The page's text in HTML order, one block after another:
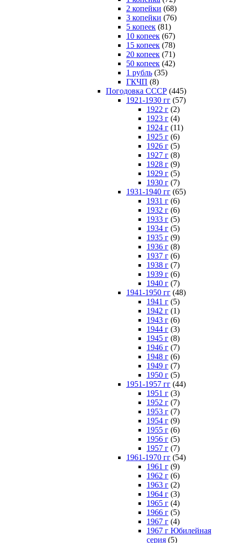
2 копейки (68)
3 копейки (76)
5 копеек (81)
10 копеек (67)
15 копеек (78)
20 копеек (71)
50 копеек (42)
1 рубль (35)
ГКЧП (8)
Погодовка СССР (445)
1921-1930 гг (57)
1922 г (2)
1923 г (4)
1924 г (11)
1925 г (6)
1926 г (5)
1927 г (8)
1928 г (9)
1929 г (5)
1930 г (7)
1931-1940 гг (65)
1931 г (6)
1932 г (6)
1933 г (5)
1934 г (5)
1935 г (9)
1936 г (8)
1937 г (6)
1938 г (7)
1939 г (6)
1940 г (7)
1941-1950 гг (48)
1941 г (5)
1942 г (1)
1943 г (6)
1944 г (3)
1945 г (8)
1946 г (7)
1948 г (6)
1949 г (7)
1950 г (5)
1951-1957 гг (44)
1951 г (3)
1952 г (7)
1953 г (7)
1954 г (9)
1955 г (6)
1956 г (5)
1957 г (7)
1961-1970 гг (54)
1961 г (9)
1962 г (6)
1963 г (2)
1964 г (3)
1965 г (4)
1966 г (5)
1967 г (4)
1967 г Юбилейная
серия (5)